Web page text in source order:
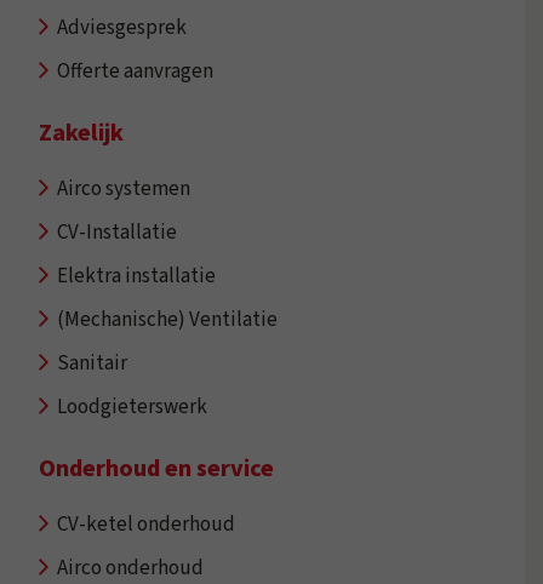
Adviesgesprek
Offerte aanvragen
Zakelijk
Airco systemen
CV-Installatie
Elektra installatie
(Mechanische) Ventilatie
Sanitair
Loodgieterswerk
Onderhoud en service
CV-ketel onderhoud
Airco onderhoud